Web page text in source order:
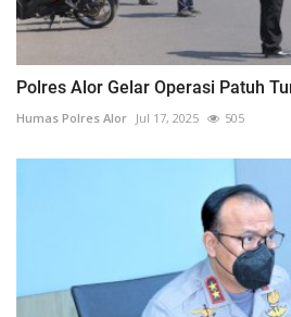
Polres Alor Gelar Operasi Patuh
Humas Polres Alor Jul 17, 2025 505